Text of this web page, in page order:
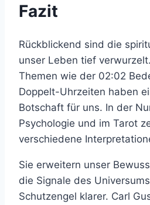
Fazit
Rückblickend sind die
unser Leben tief
Themen wie der 02:02
Doppelt-Uhrzeiten haben
Botschaft für uns. In der
Psychologie und im Tarot
verschiedene
Sie erweitern unser
die Signale des
Schutzengel klarer. Carl